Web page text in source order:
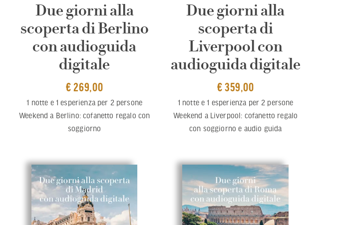
Due giorni alla
scoperta di Berlino
con audioguida
digitale
€ 269,00
1 notte e 1 esperienza per 2 persone
Weekend a Berlino: cofanetto regalo con
soggiorno
Due giorni alla
scoperta di
Liverpool con
audioguida digitale
€ 359,00
1 notte e 1 esperienza per 2 persone
Weekend a Liverpool: cofanetto regalo
con soggiorno e audio guida